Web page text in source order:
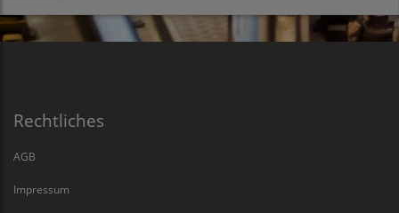
Rechtliches
AGB
Impressum